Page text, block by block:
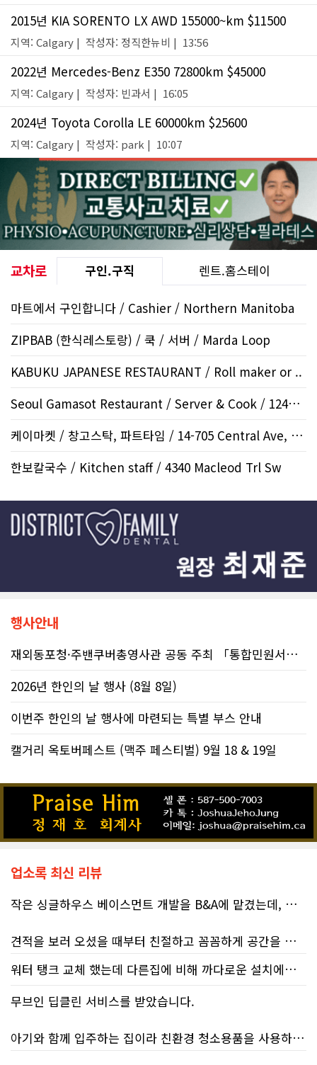
2015년 KIA SORENTO LX AWD 155000~km $11500
지역: Calgary | 작성자: 정직한뉴비 | 13:56
2022년 Mercedes-Benz E350 72800km $45000
지역: Calgary | 작성자: 빈과서 | 16:05
2024년 Toyota Corolla LE 60000km $25600
지역: Calgary | 작성자: park | 10:07
교차로 구인.구직 렌트.홈스테이
마트에서 구인합니다 / Cashier / Northern Manitoba
ZIPBAB (한식레스토랑) / 쿡 / 서버 / Marda Loop
KABUKU JAPANESE RESTAURANT / Roll maker or ..
Seoul Gamasot Restaurant / Server & Cook / 12424 Sym..
케이마켓 / 창고스탁, 파트타임 / 14-705 Central Ave, Sa..
한보칼국수 / Kitchen staff / 4340 Macleod Trl Sw
행사안내
재외동포청·주밴쿠버총영사관 공동 주최 「통합민원서비스 온라인 화상상담회..
2026년 한인의 날 행사 (8월 8일)
이번주 한인의 날 행사에 마련되는 특별 부스 안내
캘거리 옥토버페스트 (맥주 페스티벌) 9월 18 & 19일
업소록 최신 리뷰
작은 싱글하우스 베이스먼트 개발을 B&A에 맡겼는데, 처음부터 끝까지 정말 만족스러운 경험이었습니다.
견적을 보러 오셨을 때부터 친절하고 꼼꼼하게 공간을 확인해 주셨고, 여러 옵션이 포함된 견적 금액도 다른 업체들과 비교했을 때 매우 합리적이었습니다.
저희 집은 사이드 도어가 없어 작업하시기 불편하셨을 텐데도 항상 밝은 모습으로 오셔서 성실하게 작업해 주셨습니다. 공사 중에도 진행 상황과 앞으로의 작업 계획을 수시로 자세히 설명해 주셔서 믿고 맡길 수 있었고, 세심한 소통에 큰 만족을 느꼈습니다.워터 탱크 교체 했는데 다른집에 비해 까다로운 설치에도 불구하고 너무 친절하게 잘 해주셨습니다. 수제자 라이언님 최고!
무브인 딥클린 서비스를 받았습니다.
아기와 함께 입주하는 집이라 친환경 청소용품을 사용하는 업체를 찾고 있었는데, 믿음이 가서 망설임 없이 예약했습니다.